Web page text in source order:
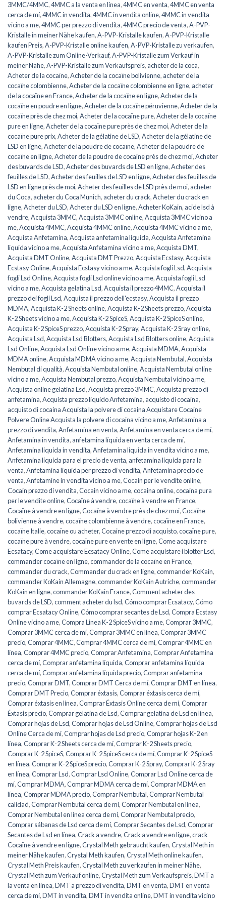
3MMC/4MMC,4MMC a la venta en línea,4MMC en venta,4MMC en venta
cerca de mí,4MMC in vendita,4MMC in vendita online,4MMC in vendita
vicino a me,4MMC per prezzo di vendita,4MMC precio de venta,A-PVP-
Kristalle in meiner Nähe kaufen,A-PVP-Kristalle kaufen,A-PVP-Kristalle
kaufen Preis,A-PVP-Kristalle online kaufen,A-PVP-Kristalle zu verkaufen,
A-PVP-Kristalle zum Online-Verkauf,A-PVP-Kristalle zum Verkauf in
meiner Nähe,A-PVP-Kristalle zum Verkaufspreis, acheter de la coca,
Acheter de la cocaïne,Acheter de la cocaïne bolivienne, acheter de la
cocaïne colombienne,Acheter de la cocaïne colombienne en ligne, acheter
de la cocaïne en France,Acheter de la cocaïne en ligne,Acheter de la
cocaïne en poudre en ligne,Acheter de la cocaïne péruvienne,Acheter de la
cocaïne près de chez moi,Acheter de la cocaïne pure,Acheter de la cocaïne
pure en ligne,Acheter de la cocaïne pure près de chez moi,Acheter de la
cocaïne pure prix,Acheter de la gélatine de LSD,Acheter de la gélatine de
LSD en ligne,Acheter de la poudre de cocaïne,Acheter de la poudre de
cocaïne en ligne,Acheter de la poudre de cocaïne près de chez moi,Acheter
des buvards de LSD,Acheter des buvards de LSD en ligne,Acheter des
feuilles de LSD,Acheter des feuilles de LSD en ligne,Acheter des feuilles de
LSD en ligne près de moi,Acheter des feuilles de LSD près de moi, acheter
du Coca, acheter du Coca Munich, acheter du crack,Acheter du crack en
ligne,Acheter du LSD,Acheter du LSD en ligne,Acheter KoKain, acide lsd à
vendre,Acquista 3MMC,Acquista 3MMC online,Acquista 3MMC vicino a
me,Acquista 4MMC,Acquista 4MMC online,Acquista 4MMC vicino a me,
Acquista Anfetamina,Acquista anfetamina liquida,Acquista Anfetamina
liquida vicino a me,Acquista Anfetamina vicino a me,Acquista DMT,
Acquista DMT Online,Acquista DMT Prezzo,Acquista Ecstasy,Acquista
Ecstasy Online,Acquista Ecstasy vicino a me,Acquista fogli Lsd,Acquista
fogli Lsd Online,Acquista fogli Lsd online vicino a me,Acquista fogli Lsd
vicino a me,Acquista gelatina Lsd,Acquista il prezzo 4MMC,Acquista il
prezzo dei fogli Lsd,Acquista il prezzo dell'ecstasy,Acquista il prezzo
MDMA,Acquista K-2 Sheets online,Acquista K-2 Sheets prezzo,Acquista
K-2 Sheets vicino a me,Acquista K-2 SpiceS,Acquista K-2 SpiceS online,
Acquista K-2 SpiceS prezzo,Acquista K-2 Spray,Acquista K-2 Sray online,
Acquista Lsd,Acquista Lsd Blotters,Acquista Lsd Blotters online,Acquista
Lsd Online,Acquista Lsd Online vicino a me,Acquista MDMA,Acquista
MDMA online,Acquista MDMA vicino a me,Acquista Nembutal,Acquista
Nembutal di qualità,Acquista Nembutal online,Acquista Nembutal online
vicino a me,Acquista Nembutal prezzo,Acquista Nembutal vicino a me,
Acquista online gelatina Lsd,Acquista prezzo 3MMC,Acquista prezzo di
anfetamina,Acquista prezzo liquido Anfetamina, acquisto di cocaina,
acquisto di cocaina Acquista la polvere di cocaina Acquistare Cocaine
Polvere Online Acquista la polvere di cocaina vicino a me,Anfetamina a
prezzo di vendita,Anfetamina en venta,Anfetamina en venta cerca de mí,
Anfetamina in vendita, anfetamina líquida en venta cerca de mí,
Anfetamina liquida in vendita,Anfetamina liquida in vendita vicino a me,
Anfetamina líquida para el precio de venta, anfetamina líquida para la
venta,Anfetamina liquida per prezzo di vendita,Anfetamina precio de
venta,Anfetamine in vendita vicino a me,Cocain per le vendite online,
Cocain prezzo di vendita,Cocain vicino a me,cocaina online,cocaina pura
per le vendite online,Cocaïne à vendre,cocaïne à vendre en France,
Cocaïne à vendre en ligne,Cocaïne à vendre près de chez moi,Cocaïne
bolivienne à vendre,cocaïne colombienne à vendre,cocaïne en France,
cocaïne Italie,cocaïne ou acheter,Cocaine prezzo di acquisto,cocaïne pure,
cocaïne pure à vendre,cocaïne pure en vente en ligne,Come acquistare
Ecsatacy,Come acquistare Ecsatacy Online,Come acquistare i blotter Lsd,
commander cocaïne en ligne,commander de la cocaïne en France,
commander du crack,Commander du crack en ligne,commander KoKain,
commander KoKain Allemagne,commander KoKain Autriche,commander
KoKain en ligne,commander KoKain France,Comment acheter des
buvards de LSD,comment acheter du lsd,Cómo comprar Ecsatacy,Cómo
comprar Ecsatacy Online,Cómo comprar secantes de Lsd,Compra Ecstasy
Online vicino a me,Compra Linea K-2 SpiceS vicino a me,Comprar 3MMC,
Comprar 3MMC cerca de mí,Comprar 3MMC en línea,Comprar 3MMC
precio,Comprar 4MMC,Comprar 4MMC cerca de mí,Comprar 4MMC en
línea,Comprar 4MMC precio,Comprar Anfetamina,Comprar Anfetamina
cerca de mí,Comprar anfetamina líquida,Comprar anfetamina líquida
cerca de mí,Comprar anfetamina líquida precio,Comprar anfetamina
precio,Comprar DMT,Comprar DMT Cerca de mí,Comprar DMT en línea,
Comprar DMT Precio,Comprar éxtasis,Comprar éxtasis cerca de mí,
Comprar éxtasis en línea,Comprar Éxtasis Online cerca de mí,Comprar
Éxtasis precio,Comprar gelatina de Lsd,Comprar gelatina de Lsd en línea,
Comprar hojas de Lsd,Comprar hojas de Lsd Online,Comprar hojas de Lsd
Online Cerca de mí,Comprar hojas de Lsd precio,Comprar hojas K-2 en
línea,Comprar K-2 Sheets cerca de mí,Comprar K-2 Sheets precio,
Comprar K-2 SpiceS,Comprar K-2 SpiceS cerca de mí,Comprar K-2 SpiceS
en línea,Comprar K-2 SpiceS precio,Comprar K-2 Spray,Comprar K-2 Sray
en línea,Comprar Lsd,Comprar Lsd Online,Comprar Lsd Online cerca de
mí,Comprar MDMA,Comprar MDMA cerca de mí,Comprar MDMA en
línea,Comprar MDMA precio,Comprar Nembutal,Comprar Nembutal
calidad,Comprar Nembutal cerca de mí,Comprar Nembutal en línea,
Comprar Nembutal en línea cerca de mí,Comprar Nembutal precio,
Comprar sábanas de Lsd cerca de mí,Comprar Secantes de Lsd,Comprar
Secantes de Lsd en línea,Crack a vendre,Crack a vendre en ligne,crack
Cocaïne à vendre en ligne,Crystal Meth gebraucht kaufen,Crystal Meth in
meiner Nähe kaufen,Crystal Meth kaufen,Crystal Meth online kaufen,
Crystal Meth Preis kaufen,Crystal Meth zu verkaufen in meiner Nähe,
Crystal Meth zum Verkauf online,Crystal Meth zum Verkaufspreis,DMT a
la venta en línea,DMT a prezzo di vendita,DMT en venta,DMT en venta
cerca de mí,DMT in vendita,DMT in vendita online,DMT in vendita vicino